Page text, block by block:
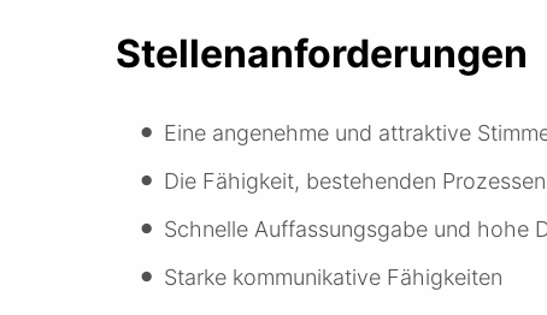
Stellenanforderungen
Eine angenehme und attraktive
Die Fähigkeit, bestehenden
Schnelle Auffassungsgabe und hohe
Starke kommunikative Fähigkeiten